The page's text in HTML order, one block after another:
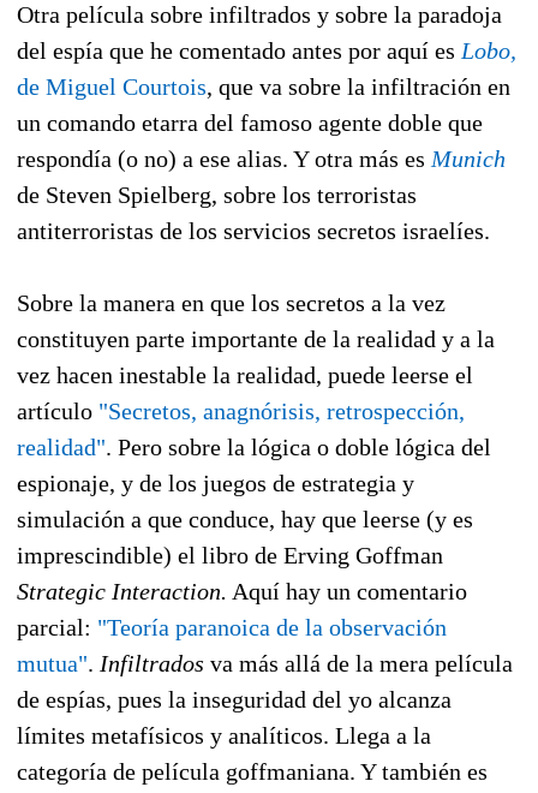
Otra película sobre infiltrados y sobre la paradoja
del espía que he comentado antes por aquí es Lobo,
de Miguel Courtois, que va sobre la infiltración en
un comando etarra del famoso agente doble que
respondía (o no) a ese alias. Y otra más es Munich
de Steven Spielberg, sobre los terroristas
antiterroristas de los servicios secretos israelíes.
Sobre la manera en que los secretos a la vez
constituyen parte importante de la realidad y a la
vez hacen inestable la realidad, puede leerse el
artículo "Secretos, anagnórisis, retrospección,
realidad". Pero sobre la lógica o doble lógica del
espionaje, y de los juegos de estrategia y
simulación a que conduce, hay que leerse (y es
imprescindible) el libro de Erving Goffman
Strategic Interaction. Aquí hay un comentario
parcial: "Teoría paranoica de la observación
mutua". Infiltrados va más allá de la mera película
de espías, pues la inseguridad del yo alcanza
límites metafísicos y analíticos. Llega a la
categoría de película goffmaniana. Y también es